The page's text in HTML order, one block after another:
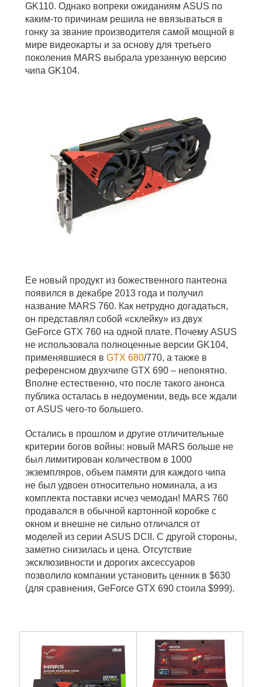
GK110. Однако вопреки ожиданиям ASUS по
каким-то причинам решила не ввязываться в
гонку за звание производителя самой мощной в
мире видеокарты и за основу для третьего
поколения MARS выбрала урезанную версию
чипа GK104.
Ее новый продукт из божественного пантеона
появился в декабре 2013 года и получил
название MARS 760. Как нетрудно догадаться,
он представлял собой «склейку» из двух
GeForce GTX 760 на одной плате. Почему ASUS
не использовала полноценные версии GK104,
применявшиеся вGTX 680/770, а также в
референсном двухчипе GTX 690 – непонятно.
Вполне естественно, что после такого анонса
публика осталась в недоумении, ведь все ждали
от ASUS чего-то большего.
Остались в прошлом и другие отличительные
критерии богов войны: новый MARS больше не
был лимитирован количеством в 1000
экземпляров, объем памяти для каждого чипа
не был удвоен относительно номинала, а из
комплекта поставки исчез чемодан! MARS 760
продавался в обычной картонной коробке с
окном и внешне не сильно отличался от
моделей из серии ASUS DCII. С другой стороны,
заметно снизилась и цена. Отсутствие
эксклюзивности и дорогих аксессуаров
позволило компании установить ценник в $630
(для сравнения, GeForce GTX 690 стоила $999).